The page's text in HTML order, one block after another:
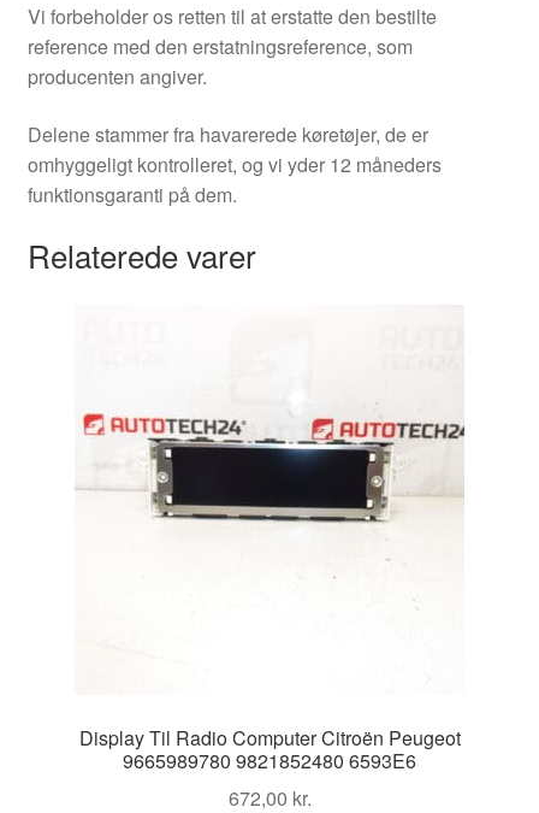
Vi forbeholder os retten til at erstatte den bestilte
reference med den erstatningsreference, som
producenten angiver.
Delene stammer fra havarerede køretøjer, de er
omhyggeligt kontrolleret, og vi yder 12 måneders
funktionsgaranti på dem.
Relaterede varer
Display Til Radio Computer Citroën Peugeot
9665989780 9821852480 6593E6
672,00 kr.